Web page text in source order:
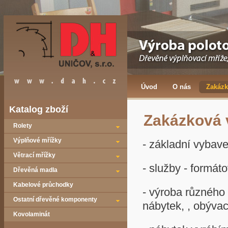
Úvod O nás
Katalog zboží
Rolety
Výplňové mřížky
Větrací mřížky
Dřevěná madla
Kabelové průchodky
Ostatní dřevěné komponenty
Kovolaminát
Zakázková
- základní
- služby -
- výroba
nábytek, ,